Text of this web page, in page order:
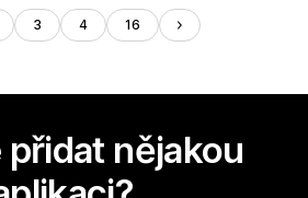
3 4 16
nějakou